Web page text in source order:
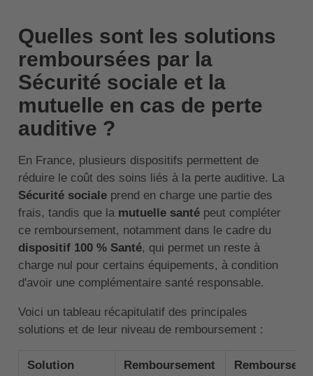
Quelles sont les solutions
remboursées par la
Sécurité sociale et la
mutuelle en cas de perte
auditive ?
En France, plusieurs dispositifs permettent de
réduire le coût des soins liés à la perte auditive. La
Sécurité socialeprend en charge une partie des
frais, tandis que la mutuelle santépeut compléter
ce remboursement, notamment dans le cadre du
dispositif 100 % Santé, qui permet un reste à
charge nul pour certains équipements, à condition
d'avoir une complémentaire santé responsable.
Voici un tableau récapitulatif des principales
solutions et de leur niveau de remboursement :
Solution
Remboursement